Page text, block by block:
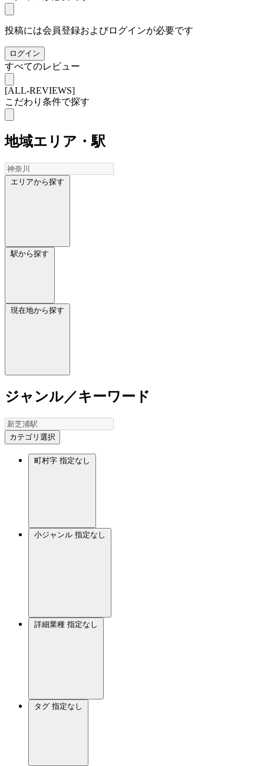
投稿には会員登録およびログインが必要です
ログイン
すべてのレビュー
[ALL-REVIEWS]
こだわり条件で探す
地域エリア・駅
エリアから探す
駅から探す
現在地から探す
ジャンル／キーワード
カテゴリ選択
町村字 指定なし
小ジャンル 指定なし
詳細業種 指定なし
タグ 指定なし